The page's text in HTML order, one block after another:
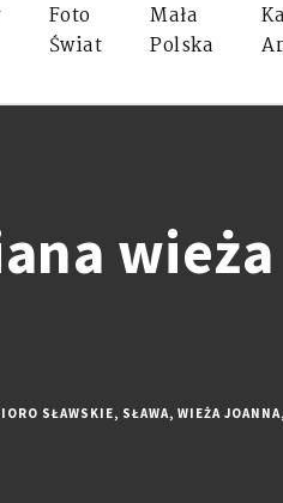
Foto
Świat
Mała
Polska
SŁAWSKIE, SŁAWA, WIEŻA JOANNA,